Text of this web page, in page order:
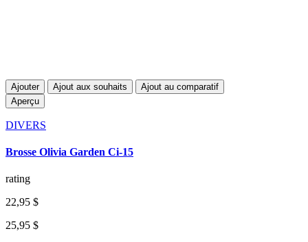
Ajouter Ajout aux souhaits
Ajout au comparatif
Aperçu
DIVERS
Brosse Olivia Garden Ci-15
rating
22,95 $
25,95 $